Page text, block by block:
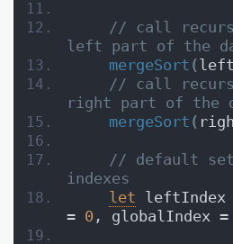
// call
left part of the
mergeSort (
// call
right part of the
mergeSort (
// default
indexes
let leftIndex
= 0 , globalIndex =